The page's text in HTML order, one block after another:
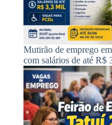
Mutirão de emprego
com salários de até R$